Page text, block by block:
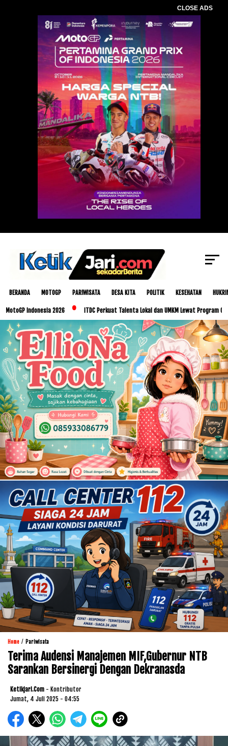
CLOSE ADS
BERANDA MOTOGP PARIWISATA DESA KITA POLITIK KESEHATAN
2026 ITDC Perkuat Talenta Lokal dan UMKM Lewat Program Glorious
Home / Pariwisata
Terima Audensi Manajemen MIF,Gubernur NTB
Sarankan Bersinergi Dengan Dekranasda
Ketikjari.com - Kontributor
Jumat, 4 Juli 2025 - 04:55